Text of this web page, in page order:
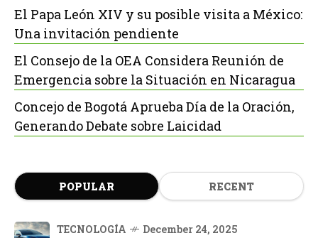
El Papa León XIV y su posible visita a México:
Una invitación pendiente
El Consejo de la OEA Considera Reunión de
Emergencia sobre la Situación en Nicaragua
Concejo de Bogotá Aprueba Día de la Oración,
Generando Debate sobre Laicidad
POPULAR RECENT
TECNOLOGÍA December 24, 2025